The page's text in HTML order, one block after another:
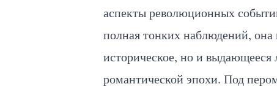
аспекты революционных
полная тонких наблюдений, она
историческое, но и выдающееся
романтической эпохи. Под